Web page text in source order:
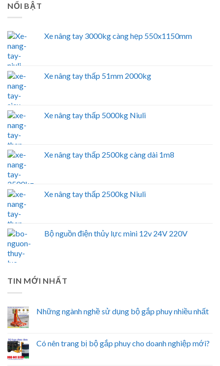
NỔI BẬT
Xe nâng tay 3000kg càng hẹp 550x1150mm
Xe nâng tay thấp 51mm 2000kg
Xe nâng tay thấp 5000kg Niuli
Xe nâng tay thấp 2500kg càng dài 1m8
Xe nâng tay thấp 2500kg Niuli
Bộ nguồn điện thủy lực mini 12v 24V 220V
TIN MỚI NHẤT
Những ngành nghề sử dụng bộ gắp phuy nhiều nhất
Có nên trang bị bộ gắp phuy cho doanh nghiệp mới?